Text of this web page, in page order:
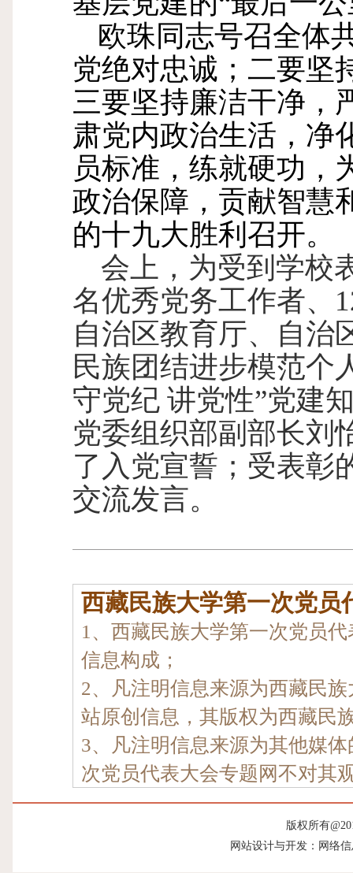
欧珠同志号召全体
党绝对忠诚；二要坚
三要坚持廉洁干净，
肃党内政治生活，净
员标准，练就硬功，
政治保障，贡献智慧
的十九大胜利召开。
会上，为受到学校
名优秀党务工作者、
自治区教育厅、自治
民族团结进步模范个
守党纪 讲党性”党建
党委组织部副部长刘
了入党宣誓；受表彰
交流发言。
西藏民族大学第一次党
1、西藏民族大学第一次党员
信息构成；
2、凡注明信息来源为西藏民
站原创信息，其版权为西藏民
3、凡注明信息来源为其他媒
次党员代表大会专题网不对其
版权所有
网站设计与开发：网络